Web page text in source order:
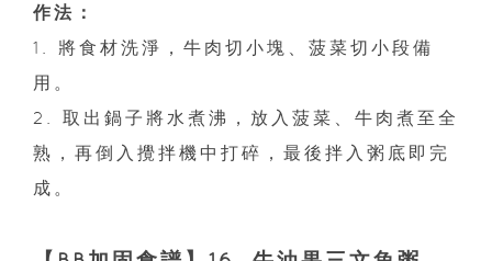
作法：
1. 將食材洗淨，牛肉切小塊、菠菜切小段備
用。
2. 取出鍋子將水煮沸，放入菠菜、牛肉煮至全
熟，再倒入攪拌機中打碎，最後拌入粥底即完
成。